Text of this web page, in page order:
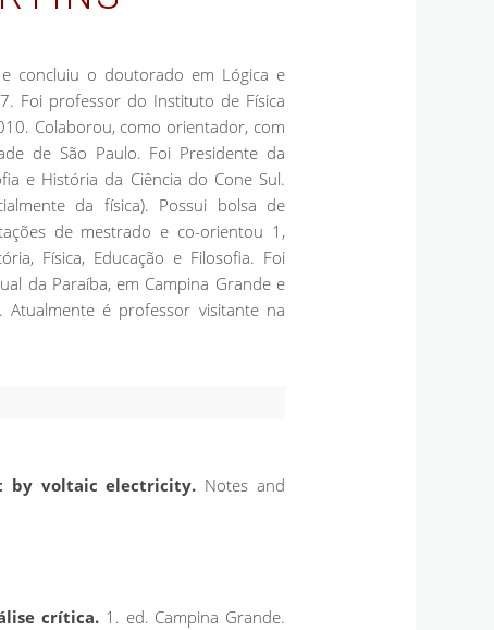
concluiu o doutorado em Lógica e
Foi professor do Instituto de Física
Colaborou, como orientador, com
de São Paulo. Foi Presidente da
e História da Ciência do Cone Sul.
da física). Possui bolsa de
de mestrado e co-orientou 1,
Física, Educação e Filosofia. Foi
da Paraíba, em Campina Grande e
é professor visitante na
by voltaic electricity. Notes and
crítica. 1. ed. Campina Grande.